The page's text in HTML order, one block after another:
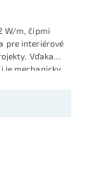
W/m, čipmi
pre interiérové
Vďaka
je mechanicky
montáže.
firiem, ktoré